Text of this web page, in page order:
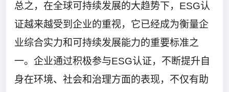
总之，在全球可持续发展的大趋势下，ESG认
证越来越受到企业的重视，它已经成为衡量企
业综合实力和可持续发展能力的重要标准之
一。企业通过积极参与ESG认证，不断提升自
身在环境、社会和治理方面的表现，不仅有助